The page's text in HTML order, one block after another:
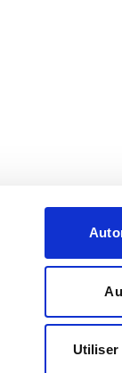
Utiliser